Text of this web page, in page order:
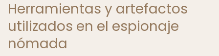
Herramientas y artefactos
utilizados en el espionaje
nómada